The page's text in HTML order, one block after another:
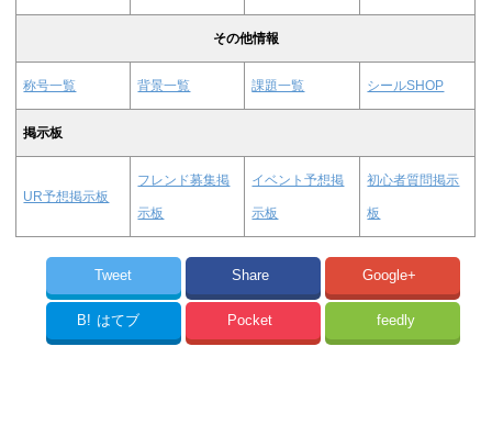
その他情報
称号一覧 背景一覧 課題一覧 シールSHOP
掲示板
UR予想掲示板
フレンド募集掲
示板
イベント予想掲
示板
初心者質問掲示
板
Tweet Share Google+
B! はてブ Pocket feedly